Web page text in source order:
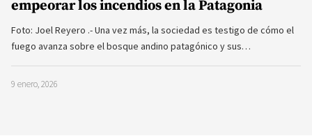
empeorar los incendios en la Patagonia
Foto: Joel Reyero .- Una vez más, la sociedad es testigo de cómo el
fuego avanza sobre el bosque andino patagónico y sus…
9 enero, 2026